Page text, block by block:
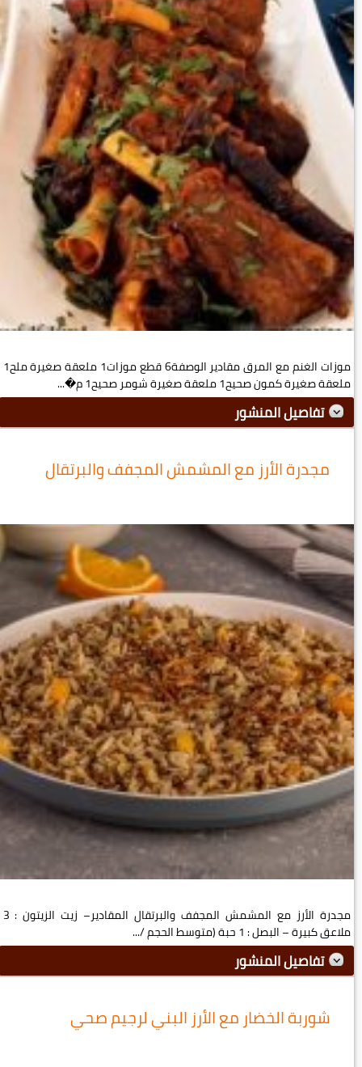
موزات الغنم مع المرق مقادير الوصفة6 قطع موزات1 ملعقة صغيرة ملح1
ملعقة صغيرة كمون صحيح1 ملعقة صغيرة شومر صحيح1 م�...
تفاصيل المنشور
مجدرة الأرز مع المشمش المجفف والبرتقال
مجدرة الأرز مع المشمش المجفف والبرتقال المقادير– زيت الزيتون : 3
ملاعق كبيرة – البصل : 1 حبة (متوسط الحجم /...
تفاصيل المنشور
شوربة الخضار مع الأرز البني لرجيم صحي